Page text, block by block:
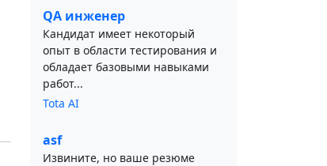
QA инженер
Кандидат имеет некоторый
опыт в области тестирования и
обладает базовыми навыками
работ...
Tota AI
asf
Извините, но ваше резюме